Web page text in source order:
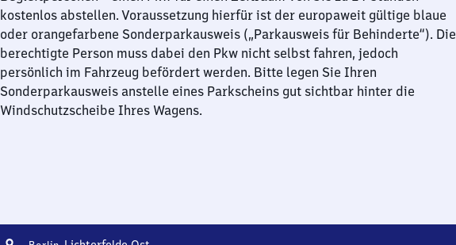
kostenlos abstellen. Voraussetzung hierfür ist der europaweit gültige blaue
oder orangefarbene Sonderparkausweis („Parkausweis für Behinderte“). Die
berechtigte Person muss dabei den Pkw nicht selbst fahren, jedoch
persönlich im Fahrzeug befördert werden. Bitte legen Sie Ihren
Sonderparkausweis anstelle eines Parkscheins gut sichtbar hinter die
Windschutzscheibe Ihres Wagens.